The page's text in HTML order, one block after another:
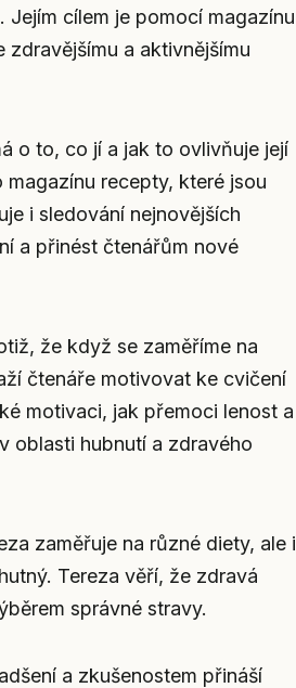
Jejím cílem je pomocí magazínu
zdravějšímu a aktivnějšímu
o to, co jí a jak to ovlivňuje její
recepty, které jsou
i sledování nejnovějších
a přinést čtenářům nové
že když se zaměříme na
čtenáře motivovat ke cvičení
motivaci, jak přemoci lenost a
oblasti hubnutí a zdravého
zaměřuje na různé diety, ale i
Tereza věří, že zdravá
správné stravy.
a zkušenostem přináší